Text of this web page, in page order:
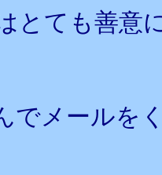
とても善意
でメールを